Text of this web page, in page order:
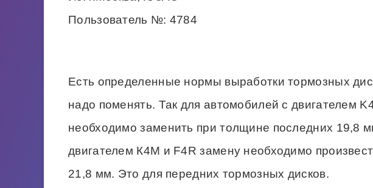
Пользователь №: 4784
Есть определенные нормы выработки тормозных
надо поменять. Так для автомобилей с двигателем
необходимо заменить при толщине последних 19,8
двигателем К4М и F4R замену необходимо
21,8 мм. Это для передних тормозных дисков.